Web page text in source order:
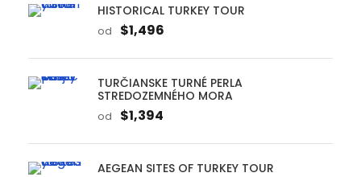
HISTORICAL TURKEY TOUR
od $1,496
TURČIANSKE TURNÉ PERLA
STREDOZEMNÉHO MORA
od $1,394
AEGEAN SITES OF TURKEY TOUR